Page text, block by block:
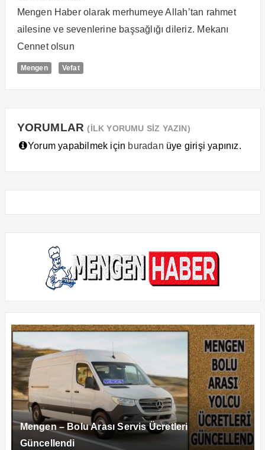
Mengen Haber olarak merhumeye Allah’tan rahmet
ailesine ve sevenlerine başsağlığı dileriz. Mekanı
Cennet olsun
Mengen Vefat
YORUMLAR(İLK YORUMU SİZ YAZIN)
Yorum yapabilmek için buradan üye girişi yapınız.
Mengen – Bolu Arası Servis Ücretleri
Güncellendi